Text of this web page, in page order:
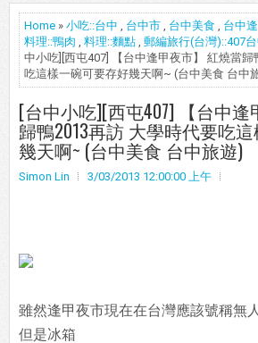
Home » 小吃::台中 , 台中市 , 台中美食 , 台中
料理::鴨肉 , 料理::麵點 , 郵編旅行(台灣)::407
中小吃][西屯407] 【台中逢甲夜市】 紅燒當
吃這樣一碗可要存好幾天啊~ (台中美食 台中
[台中小吃][西屯407] 【台中逢
歸鴨2013再訪 大學時代要吃
幾天啊~ (台中美食 台中旅遊)
Simon Lin 3/03/2013 12:00:00 上午
雖然逢甲夜市現在在台灣應該號稱無
但是冰箱